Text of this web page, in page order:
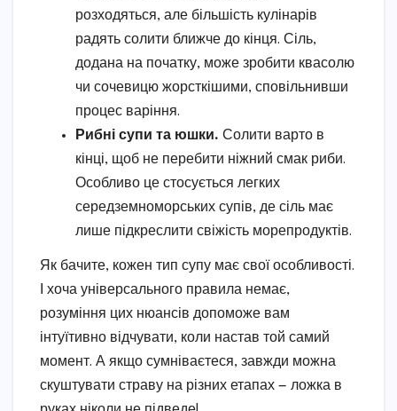
розходяться, але більшість кулінарів
радять солити ближче до кінця. Сіль,
додана на початку, може зробити квасолю
чи сочевицю жорсткішими, сповільнивши
процес варіння.
Рибні супи та юшки. Солити варто в
кінці, щоб не перебити ніжний смак риби.
Особливо це стосується легких
середземноморських супів, де сіль має
лише підкреслити свіжість морепродуктів.
Як бачите, кожен тип супу має свої особливості.
І хоча універсального правила немає,
розуміння цих нюансів допоможе вам
інтуїтивно відчувати, коли настав той самий
момент. А якщо сумніваєтеся, завжди можна
скуштувати страву на різних етапах — ложка в